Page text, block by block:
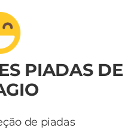
PIADAS DE
de piadas